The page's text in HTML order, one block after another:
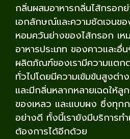
กลิ่นผสมอาหารกลิ่นไส้กรอก
เอกลักษณ์และความชัดเจนข
หอมควันย่างของไส้กรอก เห
อาหารประเภท ของคาวและ
ผลิตภัณฑ์ของเรามีความแตก
ทั่วไปโดยมีความเข้มข้นสูงต่
และมีกลิ่นหลากหลายเฉดให้ลู
ของเหลว และแบบผง ซึ่งทุก
อย่างดี ทั้งนี้เรายังมีบริการท
ต้องการได้อีกด้วย